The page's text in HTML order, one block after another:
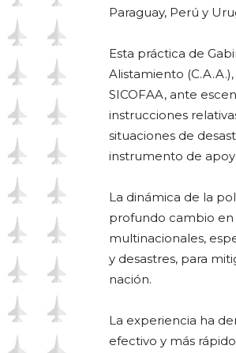
Paraguay, Perú y
Esta práctica de
Alistamiento
SICOFAA, ante
instrucciones
situaciones de
instrumento de
La dinámica de la
profundo cambio en
multinacionales,
y desastres, para
nación.
La experiencia ha
efectivo y más